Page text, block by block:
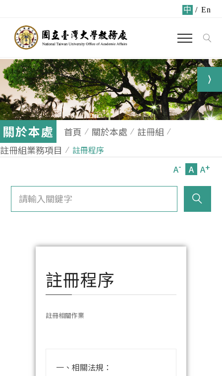
中 / En
關於本處 首頁 關於本處
註冊組
註冊組業務項目
註冊程序
A- A A+
註冊程序
註冊相關作業
一、相關法規：